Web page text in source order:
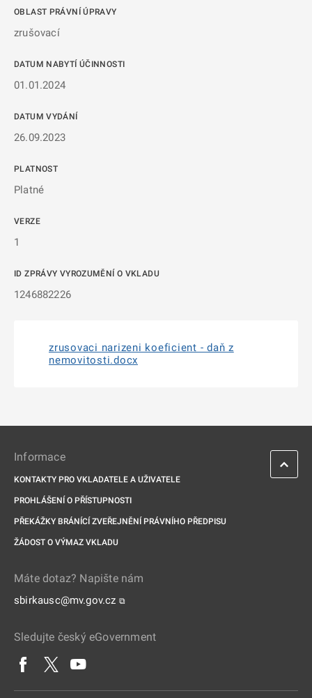
OBLAST PRÁVNÍ ÚPRAVY
zrušovací
DATUM NABYTÍ ÚČINNOSTI
01.01.2024
DATUM VYDÁNÍ
26.09.2023
PLATNOST
Platné
VERZE
1
ID ZPRÁVY VYROZUMĚNÍ O VKLADU
1246882226
zrusovaci narizeni koeficient - daň z
nemovitosti.docx
Informace
KONTAKTY PRO VKLADATELE A UŽIVATELE
PROHLÁŠENÍ O PŘÍSTUPNOSTI
PŘEKÁŽKY BRÁNÍCÍ ZVEŘEJNĚNÍ PRÁVNÍHO PŘEDPISU
ŽÁDOST O VÝMAZ VKLADU
Máte dotaz? Napište nám
sbirkausc@mv.gov.cz ⧉
Sledujte český eGovernment